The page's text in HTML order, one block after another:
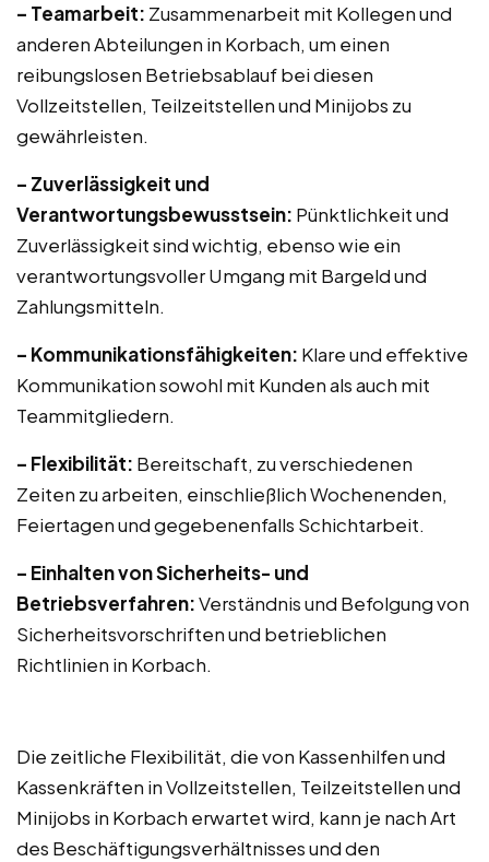
– Teamarbeit: Zusammenarbeit mit Kollegen und
anderen Abteilungen in Korbach, um einen
reibungslosen Betriebsablauf bei diesen
Vollzeitstellen, Teilzeitstellen und Minijobs zu
gewährleisten.
– Zuverlässigkeit und
Verantwortungsbewusstsein: Pünktlichkeit und
Zuverlässigkeit sind wichtig, ebenso wie ein
verantwortungsvoller Umgang mit Bargeld und
Zahlungsmitteln.
– Kommunikationsfähigkeiten: Klare und effektive
Kommunikation sowohl mit Kunden als auch mit
Teammitgliedern.
– Flexibilität: Bereitschaft, zu verschiedenen
Zeiten zu arbeiten, einschließlich Wochenenden,
Feiertagen und gegebenenfalls Schichtarbeit.
– Einhalten von Sicherheits- und
Betriebsverfahren:Verständnis und Befolgung von
Sicherheitsvorschriften und betrieblichen
Richtlinien in Korbach.
Die zeitliche Flexibilität, die von Kassenhilfen und
Kassenkräften in Vollzeitstellen, Teilzeitstellen und
Minijobs in Korbach erwartet wird, kann je nach Art
des Beschäftigungsverhältnisses und den